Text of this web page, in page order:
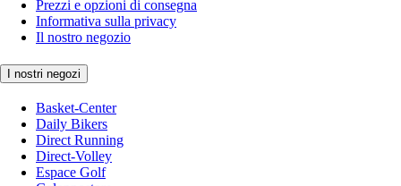
Prezzi e opzioni di consegna
Informativa sulla privacy
Il nostro negozio
I nostri negozi
Basket-Center
Daily Bikers
Direct Running
Direct-Volley
Espace Golf